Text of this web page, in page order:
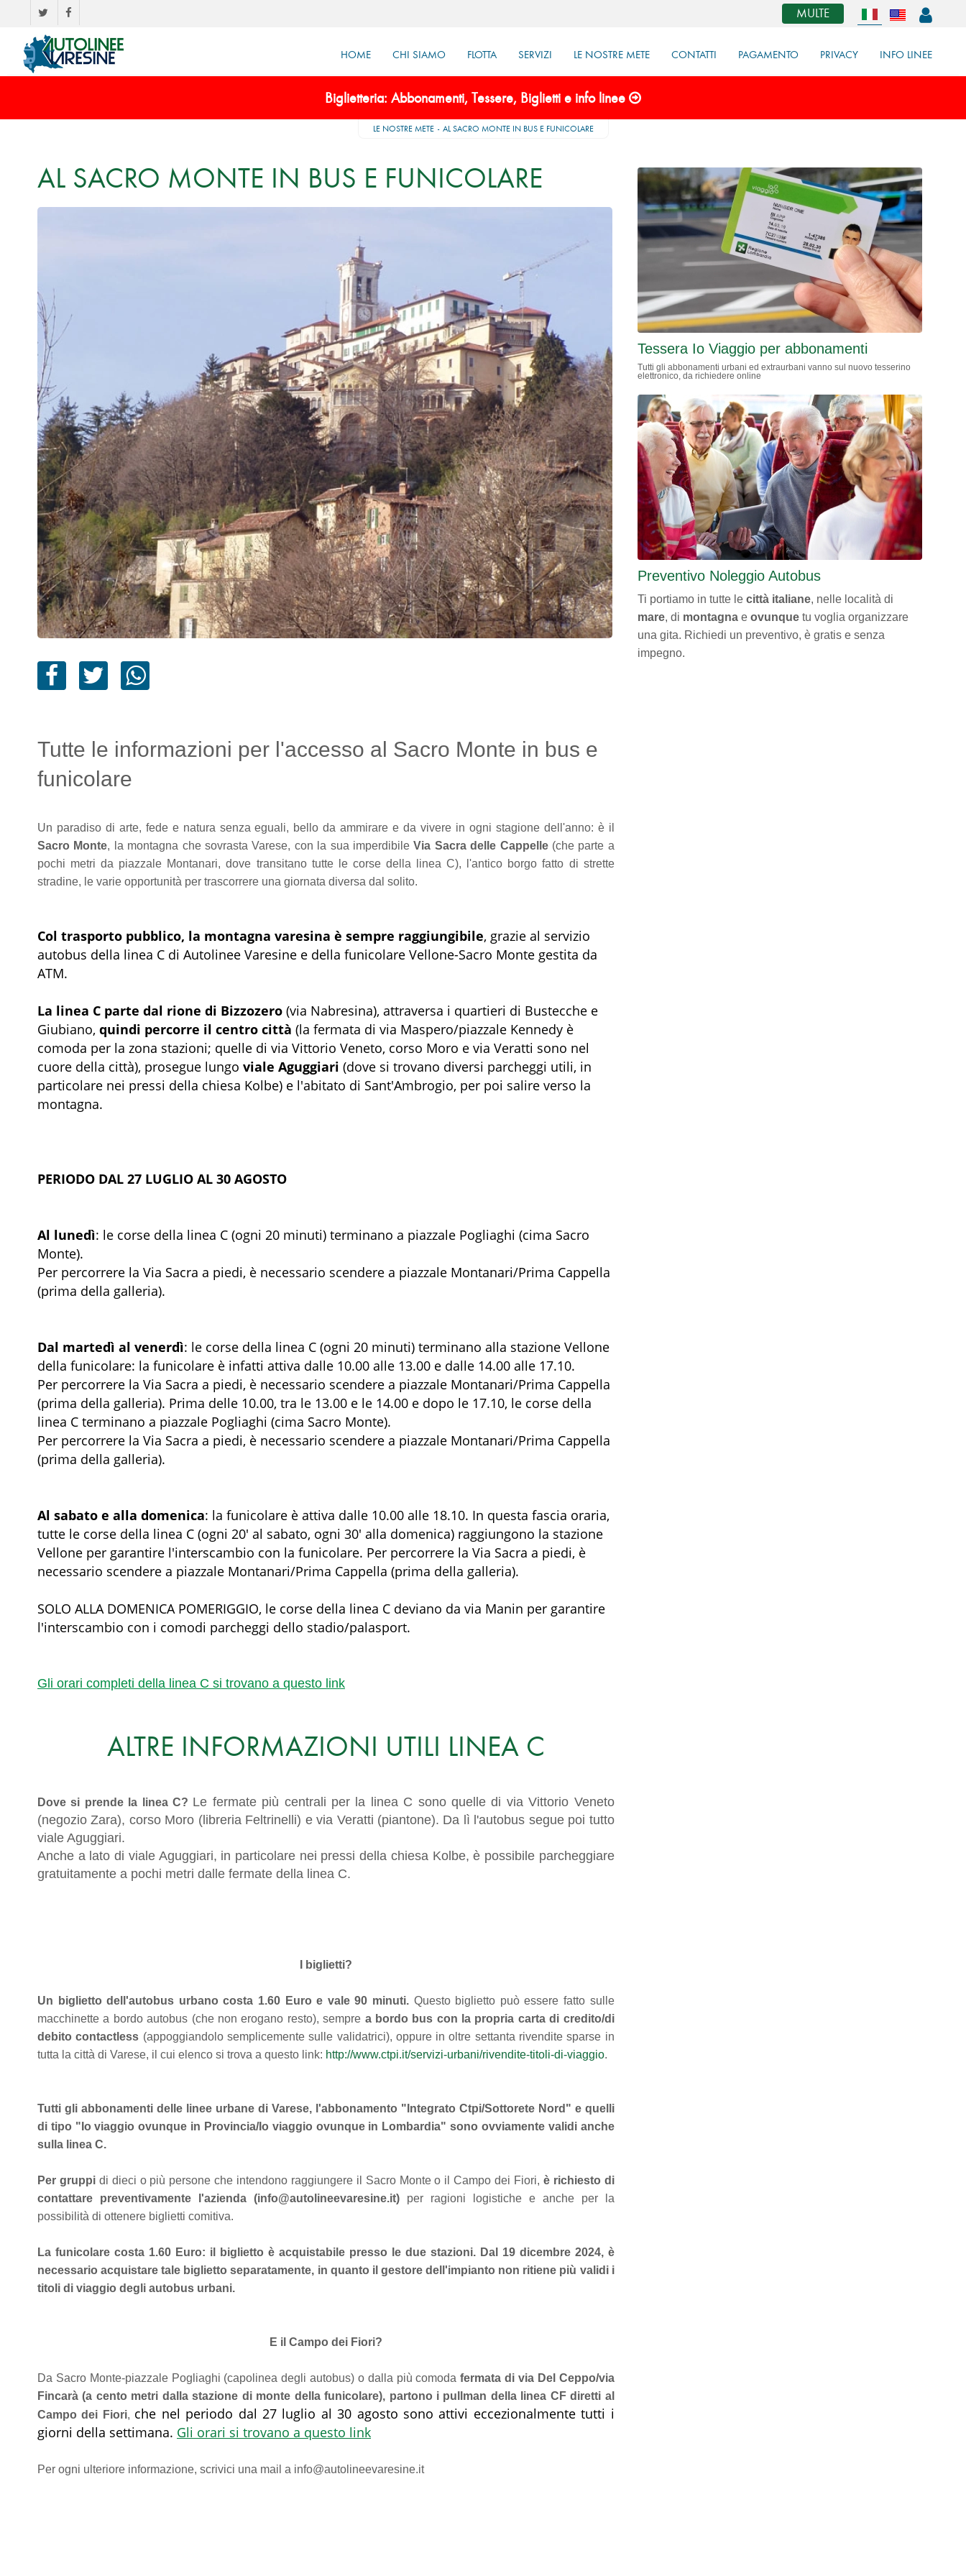
MULTE
HOME CHI SIAMO FLOTTA SERVIZI LE NOSTRE METE CONTATTI PAGAMENTO PRIVACY INFO LINEE
Biglietteria: Abbonamenti, Tessere, Biglietti e info linee
LE NOSTRE METE AL SACRO MONTE IN BUS E FUNICOLARE
AL SACRO MONTE IN BUS E FUNICOLARE
Tutte le informazioni per l'accesso al Sacro Monte in bus e
funicolare
Un paradiso di arte, fede e natura senza eguali, bello da ammirare e da vivere in ogni stagione dell'anno: è il
Sacro Monte, la montagna che sovrasta Varese, con la sua imperdibileVia Sacra delle Cappelle (che parte a
pochi metri da piazzale Montanari, dove transitano tutte le corse della linea C), l'antico borgo fatto di strette
stradine, le varie opportunità per trascorrere una giornata diversa dal solito.
Col trasporto pubblico, la montagna varesina è sempre raggiungibile, grazie al servizio
autobus della linea C di Autolinee Varesine e della funicolare Vellone-Sacro Monte gestita da
ATM.
La linea C parte dal rione di Bizzozero (via Nabresina), attraversa i quartieri di Bustecche e
Giubiano, quindi percorre il centro città (la fermata di via Maspero/piazzale Kennedy è
comoda per la zona stazioni; quelle di via Vittorio Veneto, corso Moro e via Veratti sono nel
cuore della città), prosegue lungo viale Aguggiari (dove si trovano diversi parcheggi utili, in
particolare nei pressi della chiesa Kolbe) e l'abitato di Sant'Ambrogio, per poi salire verso la
montagna.
PERIODO DAL 27 LUGLIO AL 30 AGOSTO
Al lunedì: le corse della linea C (ogni 20 minuti) terminano a piazzale Pogliaghi (cima Sacro
Monte).
Per percorrere la Via Sacra a piedi, è necessario scendere a piazzale Montanari/Prima Cappella
(prima della galleria).
Dal martedì al venerdì: le corse della linea C (ogni 20 minuti) terminano alla stazione Vellone
della funicolare: la funicolare è infatti attiva dalle 10.00 alle 13.00 e dalle 14.00 alle 17.10.
Per percorrere la Via Sacra a piedi, è necessario scendere a piazzale Montanari/Prima Cappella
(prima della galleria). Prima delle 10.00, tra le 13.00 e le 14.00 e dopo le 17.10, le corse della
linea C terminano a piazzale Pogliaghi (cima Sacro Monte).
Per percorrere la Via Sacra a piedi, è necessario scendere a piazzale Montanari/Prima Cappella
(prima della galleria).
Al sabato e alla domenica: la funicolare è attiva dalle 10.00 alle 18.10. In questa fascia oraria,
tutte le corse della linea C (ogni 20' al sabato, ogni 30' alla domenica) raggiungono la stazione
Vellone per garantire l'interscambio con la funicolare. Per percorrere la Via Sacra a piedi, è
necessario scendere a piazzale Montanari/Prima Cappella (prima della galleria).
SOLO ALLA DOMENICA POMERIGGIO, le corse della linea C deviano da via Manin per garantire
l'interscambio con i comodi parcheggi dello stadio/palasport.
Gli orari completi della linea C si trovano a questo link
ALTRE INFORMAZIONI UTILI LINEA C
Dove si prende la linea C? Le fermate più centrali per la linea C sono quelle di via Vittorio Veneto
(negozio Zara), corso Moro (libreria Feltrinelli) e via Veratti (piantone). Da lì l'autobus segue poi tutto
viale Aguggiari.
Anche a lato di viale Aguggiari, in particolare nei pressi della chiesa Kolbe, è possibile parcheggiare
gratuitamente a pochi metri dalle fermate della linea C.
I biglietti?
Un biglietto dell'autobus urbano costa 1.60 Euro e vale 90 minuti. Questo biglietto può essere fatto sulle
macchinette a bordo autobus (che non erogano resto), sempre a bordo bus con la propria carta di credito/di
debito contactless (appoggiandolo semplicemente sulle validatrici), oppure in oltre settanta rivendite sparse in
tutta la città di Varese, il cui elenco si trova a questo link: http://www.ctpi.it/servizi-urbani/rivendite-titoli-di-viaggio.
Tutti gli abbonamenti delle linee urbane di Varese, l'abbonamento "Integrato Ctpi/Sottorete Nord" e quelli
di tipo "Io viaggio ovunque in Provincia/Io viaggio ovunque in Lombardia" sono ovviamente validi anche
sulla linea C.
Per gruppidi dieci o più persone che intendono raggiungere il Sacro Monte o il Campo dei Fiori, è richiesto di
contattare preventivamente l'azienda (info@autolineevaresine.it)per ragioni logistiche e anche per la
possibilità di ottenere biglietti comitiva.
La funicolare costa 1.60 Euro: il biglietto è acquistabile presso le due stazioni. Dal 19 dicembre 2024, è
necessario acquistare tale biglietto separatamente, in quanto il gestore dell'impianto non ritiene più validi i
titoli di viaggio degli autobus urbani.
E il Campo dei Fiori?
Da Sacro Monte-piazzale Pogliaghi (capolinea degli autobus) o dalla più comodafermata di via Del Ceppo/via
Fincarà (a cento metri dalla stazione di monte della funicolare), partono i pullman della linea CF diretti al
Campo dei Fiori, che nel periodo dal 27 luglio al 30 agosto sono attivi eccezionalmente tutti i
giorni della settimana. Gli orari si trovano a questo link
Per ogni ulteriore informazione, scrivici una mail a info@autolineevaresine.it
Tessera Io Viaggio per abbonamenti
Tutti gli abbonamenti urbani ed extraurbani vanno sul nuovo tesserino
elettronico, da richiedere online
Preventivo Noleggio Autobus
Ti portiamo in tutte le città italiane, nelle località di
mare, di montagnae ovunquetu voglia organizzare
una gita. Richiedi un preventivo, è gratis e senza
impegno.